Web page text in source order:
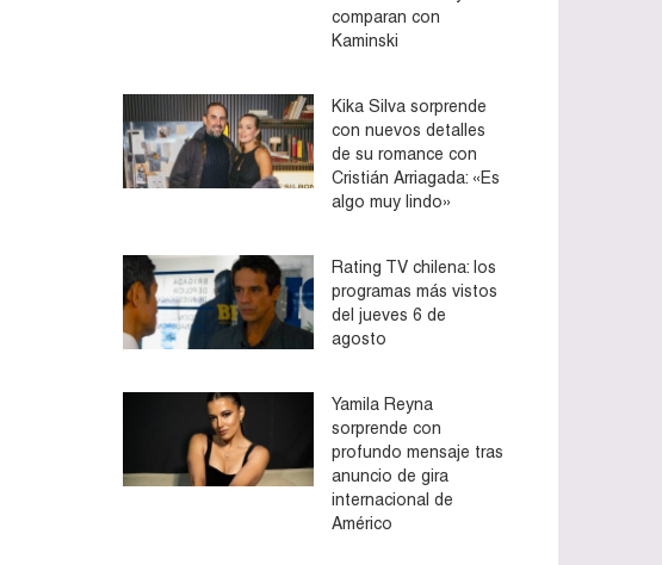
comparan con
Kaminski
Kika Silva sorprende
con nuevos detalles
de su romance con
Cristián Arriagada: «Es
algo muy lindo»
Rating TV chilena: los
programas más vistos
del jueves 6 de
agosto
Yamila Reyna
sorprende con
profundo mensaje tras
anuncio de gira
internacional de
Américo